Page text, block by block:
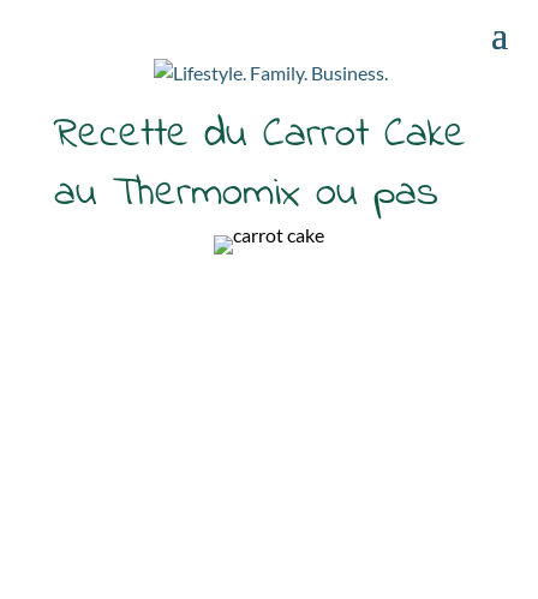
Recette du Carrot Cake
au Thermomix ou pas